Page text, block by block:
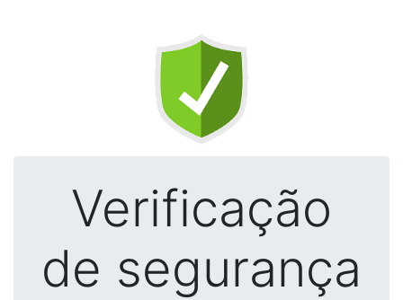
Verificação
de segurança